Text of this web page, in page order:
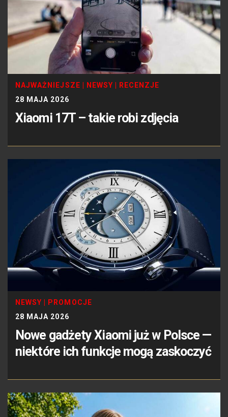
NAJWAŻNIEJSZE NEWSY
RECENZJE
28 MAJA 2026
Xiaomi 17T – takie robi zdjęcia
NEWSY
PROMOCJE
28 MAJA 2026
Nowe gadżety Xiaomi już w Polsce —
niektóre ich funkcje mogą zaskoczyć